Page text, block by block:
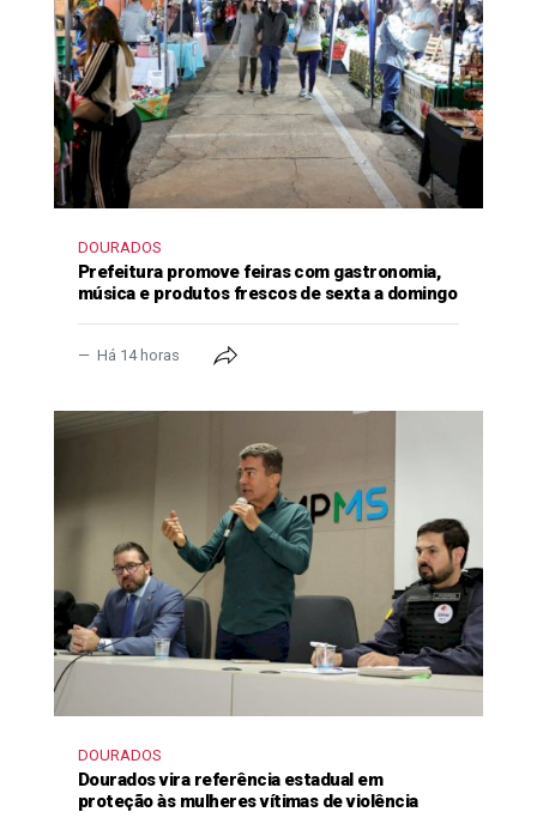
DOURADOS
Prefeitura promove feiras com gastronomia,
música e produtos frescos de sexta a domingo
Há 14 horas
DOURADOS
Dourados vira referência estadual em
proteção às mulheres vítimas de violência